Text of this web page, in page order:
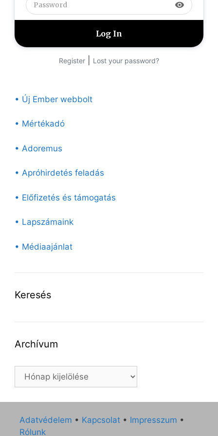
visibility
Register Lost your password?
• Új Ember webbolt
• Mértékadó
• Adoremus
• Apróhirdetés feladás
• Előfizetés és támogatás
• Lapszámaink
• Médiaajánlat
Keresés
Archívum
Archívum
Adatvédelem • Kapcsolat • Impresszum •
Rólunk